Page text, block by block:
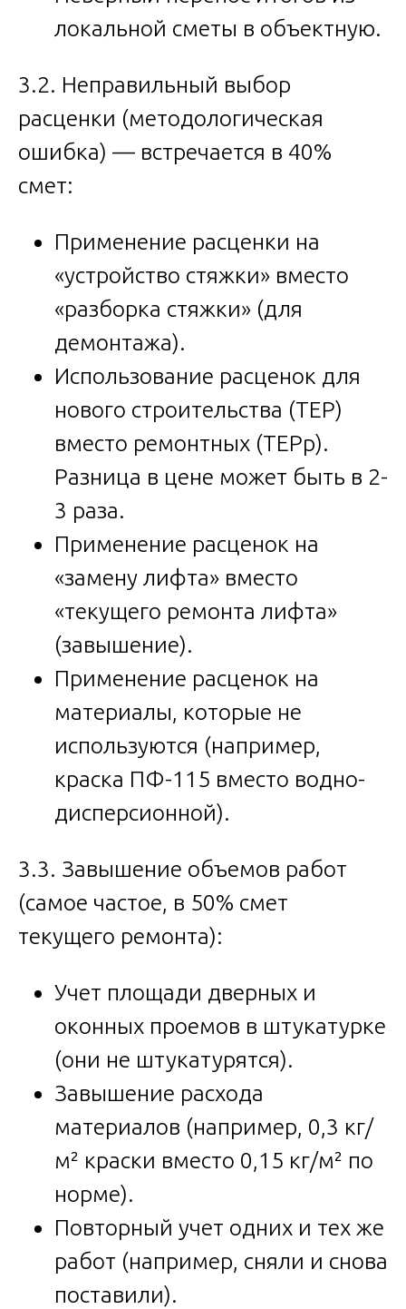
локальной сметы в объектную.
3.2. Неправильный выбор
расценки (методологическая
ошибка) — встречается в 40%
смет:
Применение расценки на
«устройство стяжки» вместо
«разборка стяжки» (для
демонтажа).
Использование расценок для
нового строительства (ТЕР)
вместо ремонтных (ТЕРр).
Разница в цене может быть в 2-
3 раза.
Применение расценок на
«замену лифта» вместо
«текущего ремонта лифта»
(завышение).
Применение расценок на
материалы, которые не
используются (например,
краска ПФ-115 вместо водно-
дисперсионной).
3.3. Завышение объемов работ
(самое частое, в 50% смет
текущего ремонта):
Учет площади дверных и
оконных проемов в штукатурке
(они не штукатурятся).
Завышение расхода
материалов (например, 0,3 кг/
м² краски вместо 0,15 кг/м² по
норме).
Повторный учет одних и тех же
работ (например, сняли и снова
поставили).